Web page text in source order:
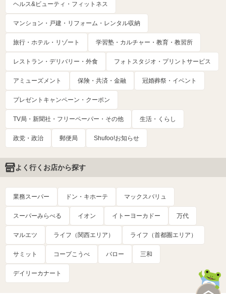
ヘルス&ビューティ・フィットネス
マンション・戸建・リフォーム・レンタル収納
旅行・ホテル・リゾート 学習塾・カルチャー・教育・教習所
レストラン・デリバリー・外食 フォトスタジオ・プリントサービス
アミューズメント 保険・共済・金融 冠婚葬祭・イベント
プレゼントキャンペーン・クーポン
TV局・新聞社・フリーペーパー・その他 生活・くらし
政党・政治 郵便局 Shufoo!お知らせ
よく行くお店から探す
業務スーパー ドン・キホーテ マックスバリュ
スーパーみらべる イオン イトーヨーカドー 万代
マルエツ ライフ（関西エリア） ライフ（首都圏エリア）
サミット コープこうべ バロー 三和
デイリーカナート